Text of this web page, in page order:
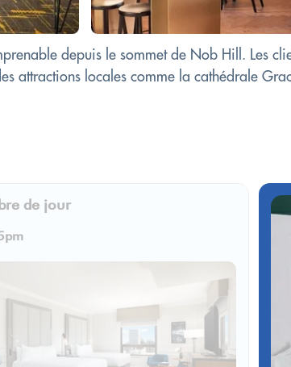
depuis le sommet de Nob Hill. Les
attractions locales comme la cathédrale
de jour